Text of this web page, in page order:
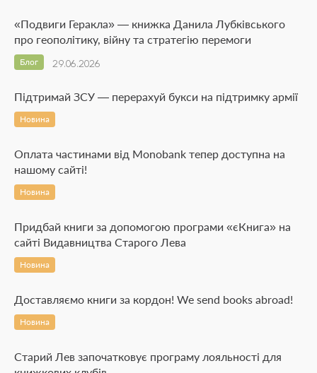
«Подвиги Геракла» — книжка Данила Лубківського
про геополітику, війну та стратегію перемоги
29.06.2026
Блог
Підтримай ЗСУ — перерахуй букси на підтримку армії
Новина
Оплата частинами від Monobank тепер доступна на
нашому сайті!
Новина
Придбай книги за допомогою програми «єКнига» на
сайті Видавництва Старого Лева
Новина
Доставляємо книги за кордон! We send books abroad!
Новина
Старий Лев започатковує програму лояльності для